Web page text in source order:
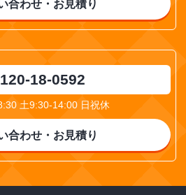
合わせ・お見積り
18-0592
土9:30-14:00 日祝休
合わせ・お見積り